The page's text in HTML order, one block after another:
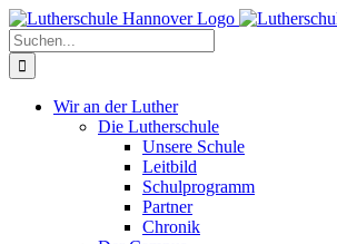
Zum
Inhalt
springen
Facebook
X
Instagram
Pinterest
Suche
nach:
Wir an der Luther
Die Lutherschule
Unsere Schule
Leitbild
Schulprogramm
Partner
Chronik